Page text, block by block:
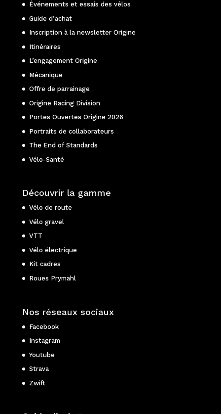
Événements et essais des vélos
Guide d’achat
Inscription à la newsletter Origine
Itinéraires
L’engagement Origine
Mécanique
Offre de parrainage
Origine Racing Division
Portes Ouvertes Origine 2026
Portraits de collaborateurs
The End of Standards
Vélo-Santé
Découvrir la gamme
Vélo de route
Vélo gravel
VTT
Vélo électrique
Kit cadres
Roues Prymahl
Nos réseaux sociaux
Facebook
Instagram
Youtube
Strava
Zwift